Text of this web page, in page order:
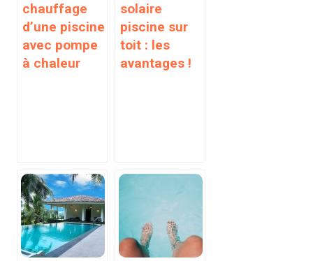
chauffage
d’une piscine
avec pompe
à chaleur
solaire
piscine sur
toit : les
avantages !